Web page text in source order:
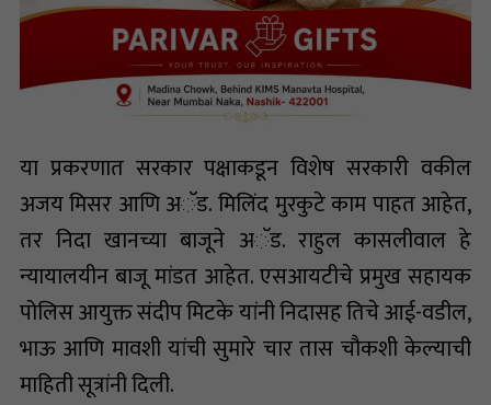
या प्रकरणात सरकार पक्षाकडून विशेष सरकारी वकील
अजय मिसर आणि अॅड. मिलिंद मुरकुटे काम पाहत आहेत,
तर निदा खानच्या बाजूने अॅड. राहुल कासलीवाल हे
न्यायालयीन बाजू मांडत आहेत. एसआयटीचे प्रमुख सहायक
पोलिस आयुक्त संदीप मिटके यांनी निदासह तिचे आई-वडील,
भाऊ आणि मावशी यांची सुमारे चार तास चौकशी केल्याची
माहिती सूत्रांनी दिली.